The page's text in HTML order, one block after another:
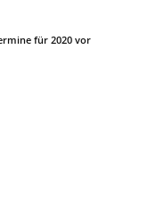
für 2020 vor